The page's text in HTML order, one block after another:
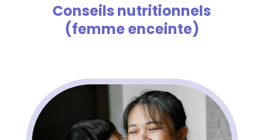
Conseils nutritionnels
(femme enceinte)